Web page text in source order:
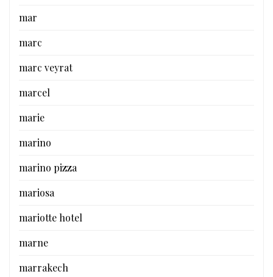
mar
marc
marc veyrat
marcel
marie
marino
marino pizza
mariosa
mariotte hotel
marne
marrakech